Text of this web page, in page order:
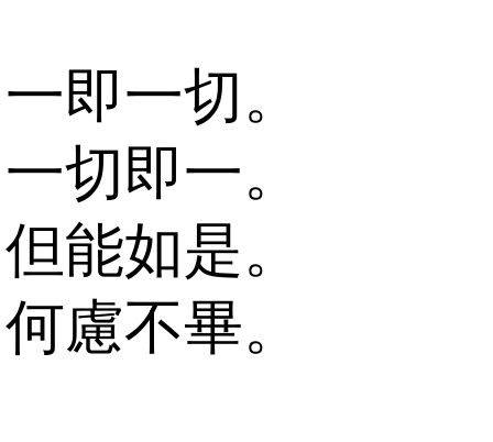
一即一切。
一切即一。
但能如是。
何慮不畢。